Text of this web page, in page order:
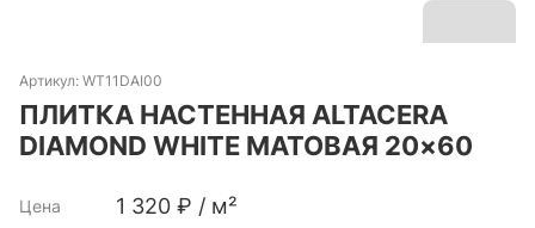
Артикул: WT11DAI00
ПЛИТКА НАСТЕННАЯ ALTACERA
DIAMOND WHITE МАТОВАЯ 20×60
Цена 1 320 ₽ / м²